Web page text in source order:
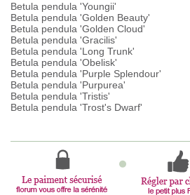
Betula pendula 'Youngii'
Betula pendula 'Golden Beauty'
Betula pendula 'Golden Cloud'
Betula pendula 'Gracilis'
Betula pendula 'Long Trunk'
Betula pendula 'Obelisk'
Betula pendula 'Purple Splendour'
Betula pendula 'Purpurea'
Betula pendula 'Tristis'
Betula pendula 'Trost's Dwarf'